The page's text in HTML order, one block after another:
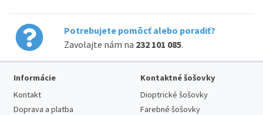
Potrebujete pomôcť alebo poradiť?
Zavolajte nám na 232 101 085.
Informácie
Kontakt
Doprava a platba
Kontaktné šošovky
Dioptrické šošovky
Farebné šošovky